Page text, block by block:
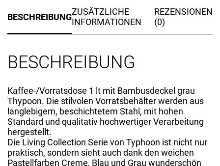
BESCHREIBUNGZUSÄTZLICHE
INFORMATIONEN
REZENSIONEN
(0)
BESCHREIBUNG
Kaffee-/Vorratsdose 1 lt mit Bambusdeckel grau
Thypoon. Die stilvolen Vorratsbehälter werden aus
langlebigem, beschichtetem Stahl, mit hohen
Standard und qualitativ hochwertiger Verarbeitung
hergestellt.
Die Living Collection Serie von Typhoon ist nicht nur
praktisch, sondern sieht auch dank den weichen
Pastellfarben Creme, Blau und Grau wunderschön